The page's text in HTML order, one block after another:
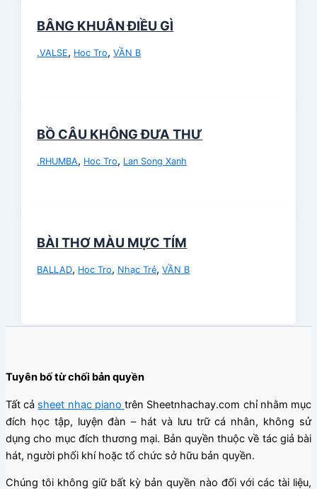
BÂNG KHUÂN ĐIỀU GÌ
.VALSE, Hoc Tro,VẦN B
BỒ CÂU KHÔNG ĐƯA THƯ
.RHUMBA, Hoc Tro, Lan Song Xanh
BÀI THƠ MÀU MỰC TÍM
BALLAD, Hoc Tro, Nhạc Trẻ,VẦN B
Tuyên bố từ chối bản quyền
Tất cả sheet nhạc pianotrên Sheetnhachay.com chỉ nhằm mục
đích học tập, luyện đàn – hát và lưu trữ cá nhân, không sử
dụng cho mục đích thương mại. Bản quyền thuộc về tác giả bài
hát, người phối khí hoặc tổ chức sở hữu bản quyền.
Chúng tôi không giữ bất kỳ bản quyền nào đối với các tài liệu,